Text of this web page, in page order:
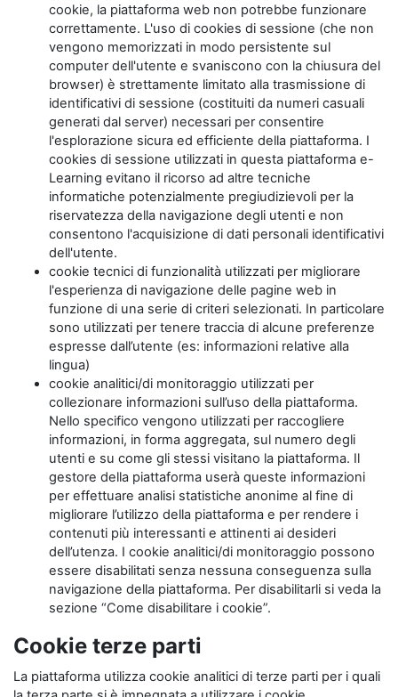
cookie, la piattaforma web non potrebbe funzionare
correttamente. L'uso di cookies di sessione (che non
vengono memorizzati in modo persistente sul
computer dell'utente e svaniscono con la chiusura del
browser) è strettamente limitato alla trasmissione di
identificativi di sessione (costituiti da numeri casuali
generati dal server) necessari per consentire
l'esplorazione sicura ed efficiente della piattaforma. I
cookies di sessione utilizzati in questa piattaforma e-
Learning evitano il ricorso ad altre tecniche
informatiche potenzialmente pregiudizievoli per la
riservatezza della navigazione degli utenti e non
consentono l'acquisizione di dati personali identificativi
dell'utente.
cookie tecnici di funzionalità utilizzati per migliorare
l'esperienza di navigazione delle pagine web in
funzione di una serie di criteri selezionati. In particolare
sono utilizzati per tenere traccia di alcune preferenze
espresse dall’utente (es: informazioni relative alla
lingua)
cookie analitici/di monitoraggio utilizzati per
collezionare informazioni sull’uso della piattaforma.
Nello specifico vengono utilizzati per raccogliere
informazioni, in forma aggregata, sul numero degli
utenti e su come gli stessi visitano la piattaforma. Il
gestore della piattaforma userà queste informazioni
per effettuare analisi statistiche anonime al fine di
migliorare l’utilizzo della piattaforma e per rendere i
contenuti più interessanti e attinenti ai desideri
dell’utenza. I cookie analitici/di monitoraggio possono
essere disabilitati senza nessuna conseguenza sulla
navigazione della piattaforma. Per disabilitarli si veda la
sezione “Come disabilitare i cookie”.
Cookie terze parti
La piattaforma utilizza cookie analitici di terze parti per i quali